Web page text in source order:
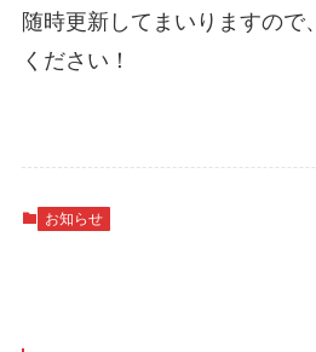
随時更新してまいりますので
ください！
お知らせ